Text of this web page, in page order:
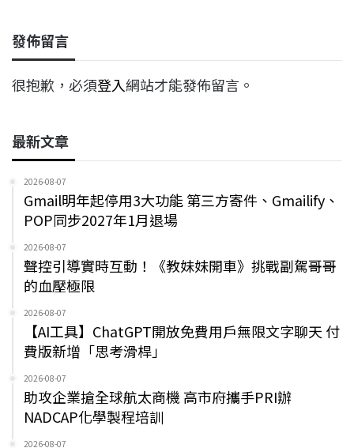
發佈留言
很抱歉，必須登入網站才能發佈留言。
最新文章
2026-08-07
Gmail明年起停用3大功能 第三方寄件、Gmailify、
POP同步2027年1月退場
2026-08-07
聲控引導實時互動！《教妹妹開車》挑戰副駕哥哥
的血壓極限
2026-08-07
【AI工具】ChatGPT開放免費用戶無限文字聊天 付
費版新增「思考滑桿」
2026-08-07
助攻企業搶全球航太商機 高市府攜手PRI辦
NADCAP化學製程培訓
2026-08-07